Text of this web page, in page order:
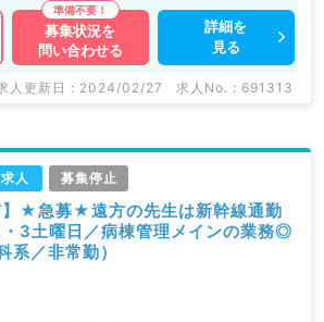
募集状況を
問い合わせる
詳細を
見る
人更新日 : 2024/02/27 求人No. : 691313
人 募集停止
】★急募★遠方の先生は新幹線通勤
3土曜日／病棟管理メインの業務◎
／非常勤）